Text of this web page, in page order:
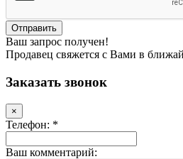
Ваш запрос получен!
Продавец свяжется с Вами в
Заказать звонок
×
Телефон: *
Ваш комментарий: